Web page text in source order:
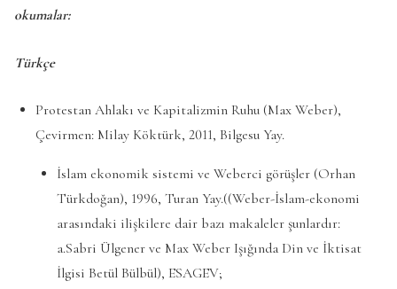
okumalar:
Türkçe
Protestan Ahlakı ve Kapitalizmin Ruhu (Max Weber),
Çevirmen: Milay Köktürk, 2011, Bilgesu Yay.
İslam ekonomik sistemi ve Weberci görüşler (Orhan
Türkdoğan), 1996, Turan Yay.((Weber-İslam-ekonomi
arasındaki ilişkilere dair bazı makaleler şunlardır:
a.Sabri Ülgener ve Max Weber Işığında Din ve İktisat
İlgisi Betül Bülbül), ESAGEV;